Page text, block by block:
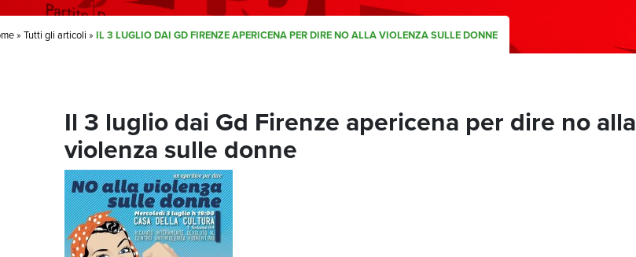
» Tutti gli articoli » IL 3 LUGLIO DAI GD FIRENZE APERICENA PER DIRE NO ALLA VIOLENZA SULLE DONNE
Il 3 luglio dai Gd Firenze apericena per dire no alla
violenza sulle donne